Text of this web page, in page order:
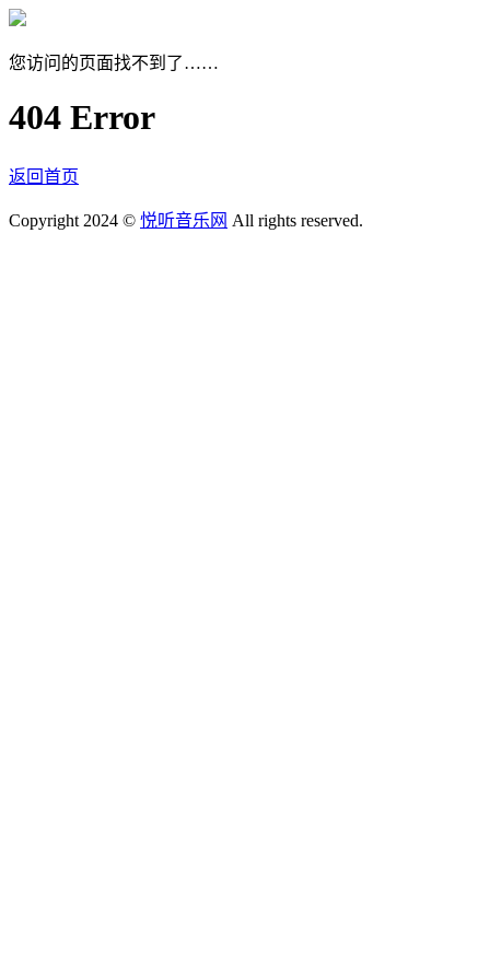
您访问的页面找不到了……
404 Error
返回首页
Copyright 2024 © 悦听音乐网 All rights reserved.